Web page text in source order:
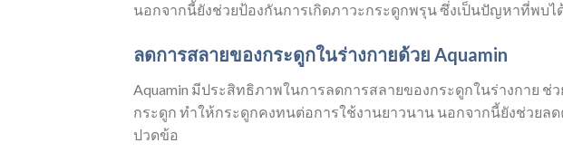
นอกจากนี้ยังช่วยป้องกันการเกิดภาวะกระดูกพรุน ซึ่งเป็นปัญหาที่พบไ
ลดการสลายของกระดูกในร่างกายด้วย Aquamin
Aquamin มีประสิทธิภาพในการลดการสลายของกระดูกในร่างกาย ช่
กระดูก ทำให้กระดูกคงทนต่อการใช้งานยาวนาน นอกจากนี้ยังช่วยล
ปวดข้อ